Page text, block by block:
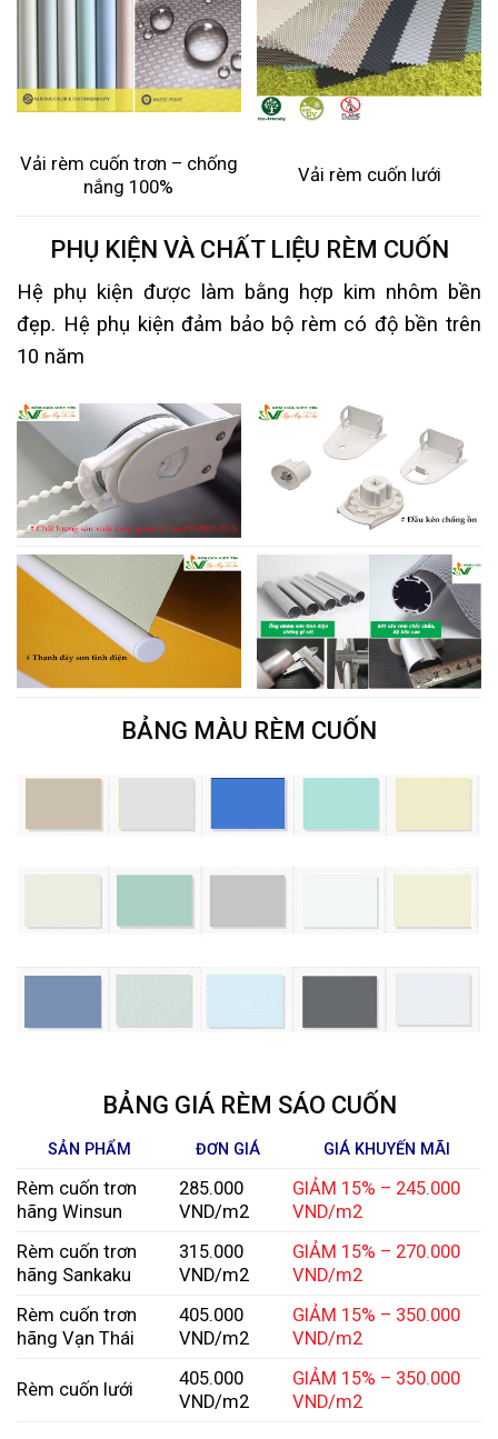
Vải rèm cuốn trơn – chống
nắng 100%
Vải rèm cuốn lưới
PHỤ KIỆN VÀ CHẤT LIỆU RÈM CUỐN
Hệ phụ kiện được làm bằng hợp kim nhôm bền
đẹp. Hệ phụ kiện đảm bảo bộ rèm có độ bền trên
10 năm
BẢNG MÀU RÈM CUỐN
BẢNG GIÁ RÈM SÁO CUỐN
SẢN PHẨM ĐƠN GIÁ GIÁ KHUYẾN MÃI
Rèm cuốn trơn
hãng Winsun
285.000
VND/m2
GIẢM 15% – 245.000
VND/m2
Rèm cuốn trơn
hãng Sankaku
315.000
VND/m2
GIẢM 15% – 270.000
VND/m2
Rèm cuốn trơn
hãng Vạn Thái
405.000
VND/m2
GIẢM 15% – 350.000
VND/m2
Rèm cuốn lưới
405.000
VND/m2
GIẢM 15% – 350.000
VND/m2